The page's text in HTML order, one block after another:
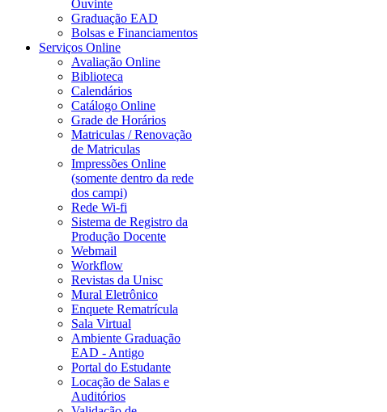
Ouvinte
Graduação EAD
Bolsas e Financiamentos
Serviços Online
Avaliação Online
Biblioteca
Calendários
Catálogo Online
Grade de Horários
Matriculas / Renovação
de Matriculas
Impressões Online
(somente dentro da rede
dos campi)
Rede Wi-fi
Sistema de Registro da
Produção Docente
Webmail
Workflow
Revistas da Unisc
Mural Eletrônico
Enquete Rematrícula
Sala Virtual
Ambiente Graduação
EAD - Antigo
Portal do Estudante
Locação de Salas e
Auditórios